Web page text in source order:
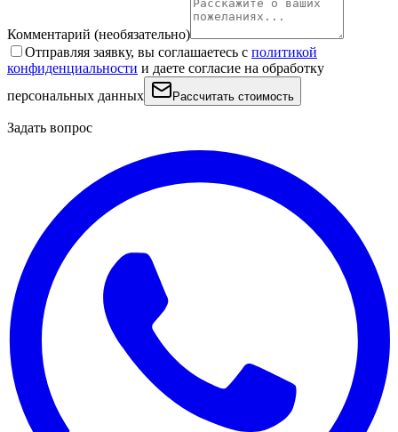
Комментарий (необязательно)
Отправляя заявку, вы соглашаетесь с политикой
конфиденциальности и даете согласие на обработку
персональных данных
Рассчитать стоимость
Задать вопрос